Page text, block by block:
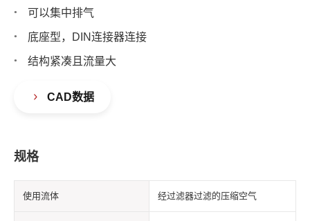
可以集中排气
底座型，DIN连接器连接
结构紧凑且流量大
CAD数据
规格
使用流体 经过滤器过滤的压缩空气